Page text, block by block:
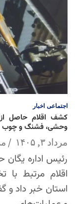
اجتماعی اخبار
کشف اقلام حاصل از
وحشی، فشنگ و چوب
مرداد ۳, ۱۴۰۵
رئیس اداره
اقلام مرتبط
استان خبر داد و